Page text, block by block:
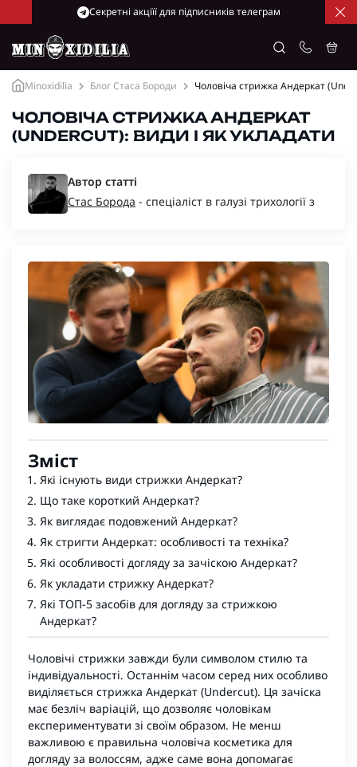
Cекретні акціїї для підписників телеграм
Minoxidilia Блог Стаса Бороди Чоловіча стрижка Андеркат
ЧОЛОВІЧА СТРИЖКА АНДЕРКАТ
(UNDERCUT): ВИДИ І ЯК УКЛАДАТИ
Автор статті
Стас Борода - спеціаліст в галузі трихології з
Зміст
Які існують види стрижки Андеркат?
Що таке короткий Андеркат?
Як виглядає подовжений Андеркат?
Як стригти Андеркат: особливості та техніка?
Які особливості догляду за зачіскою Андеркат?
Як укладати стрижку Андеркат?
Які ТОП-5 засобів для догляду за стрижкою
Андеркат?
Чоловічі стрижки завжди були символом стилю та
індивідуальності. Останнім часом серед них особливо
виділяється стрижка Андеркат (Undercut). Ця зачіска
має безліч варіацій, що дозволяє чоловікам
експериментувати зі своїм образом. Не менш
важливою є правильна чоловіча косметика для
догляду за волоссям, адже саме вона допомагає